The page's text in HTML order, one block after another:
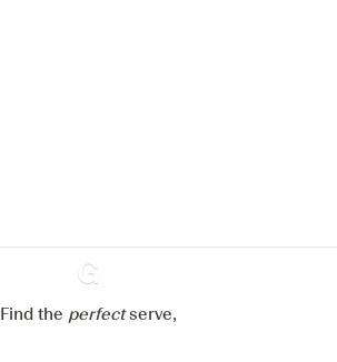
Ginventory
Find the perfectserve,